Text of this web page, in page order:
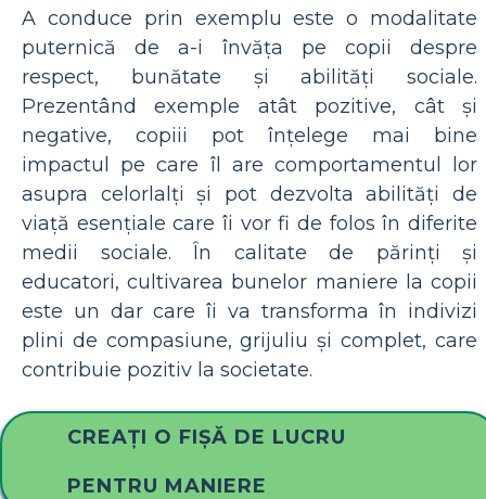
A conduce prin exemplu este o modalitate
puternică de a-i învăța pe copii despre
respect, bunătate și abilități sociale.
Prezentând exemple atât pozitive, cât și
negative, copiii pot înțelege mai bine
impactul pe care îl are comportamentul lor
asupra celorlalți și pot dezvolta abilități de
viață esențiale care îi vor fi de folos în diferite
medii sociale. În calitate de părinți și
educatori, cultivarea bunelor maniere la copii
este un dar care îi va transforma în indivizi
plini de compasiune, grijuliu și complet, care
contribuie pozitiv la societate.
CREAȚI O FIȘĂ DE LUCRU
PENTRU MANIERE